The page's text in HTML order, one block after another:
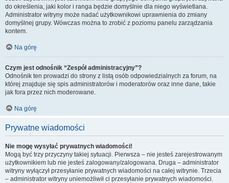
do określenia, jaki kolor i ranga będzie domyślnie dla niego wyświetlana.
Administrator witryny może nadać użytkownikowi uprawnienia do zmiany
domyślnej grupy. Wówczas można to zrobić z poziomu panelu zarządzania
kontem.
Na górę
Czym jest odnośnik “Zespół administracyjny”?
Odnośnik ten prowadzi do strony z listą osób odpowiedzialnych za forum, na
której znajduje się spis administratorów i moderatorów oraz inne dane, takie
jak fora przez nich moderowane.
Na górę
Prywatne wiadomości
Nie mogę wysyłać prywatnych wiadomości!
Mogą być trzy przyczyny takiej sytuacji. Pierwsza – nie jesteś zarejestrowanym
użytkownikiem lub nie jesteś zalogowany/zalogowana. Druga – administrator
witryny wyłączył przesyłanie prywatnych wiadomości na całej witrynie. Trzecia
– administrator witryny uniemożliwił ci przesyłanie prywatnych wiadomości.